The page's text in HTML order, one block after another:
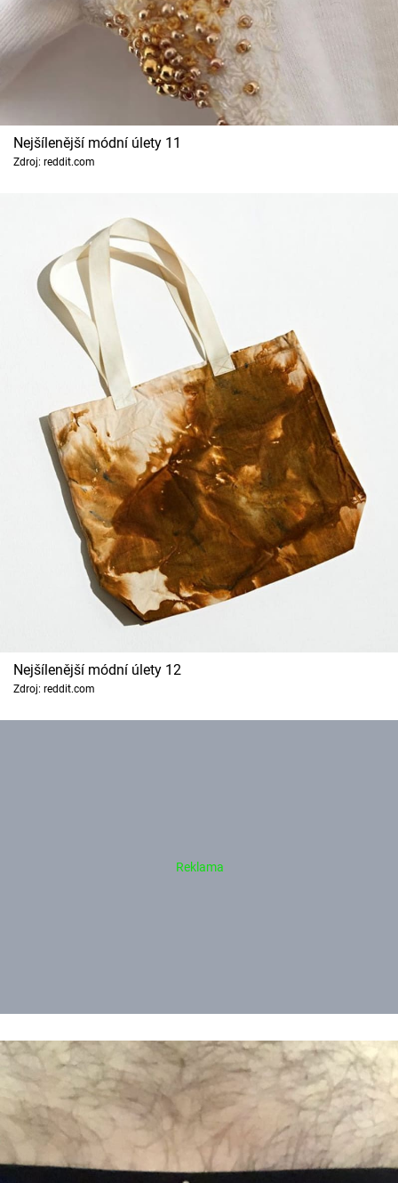
Nejšílenější módní úlety 11
Zdroj: reddit.com
Nejšílenější módní úlety 12
Zdroj: reddit.com